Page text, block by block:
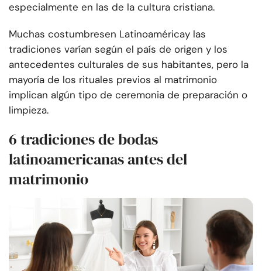
especialmente en las de la cultura cristiana.
Muchas costumbresen Latinoaméricay las
tradiciones varían según el país de origen y los
antecedentes culturales de sus habitantes, pero la
mayoría de los rituales previos al matrimonio
implican algún tipo de ceremonia de preparación o
limpieza.
6 tradiciones de bodas
latinoamericanas antes del
matrimonio